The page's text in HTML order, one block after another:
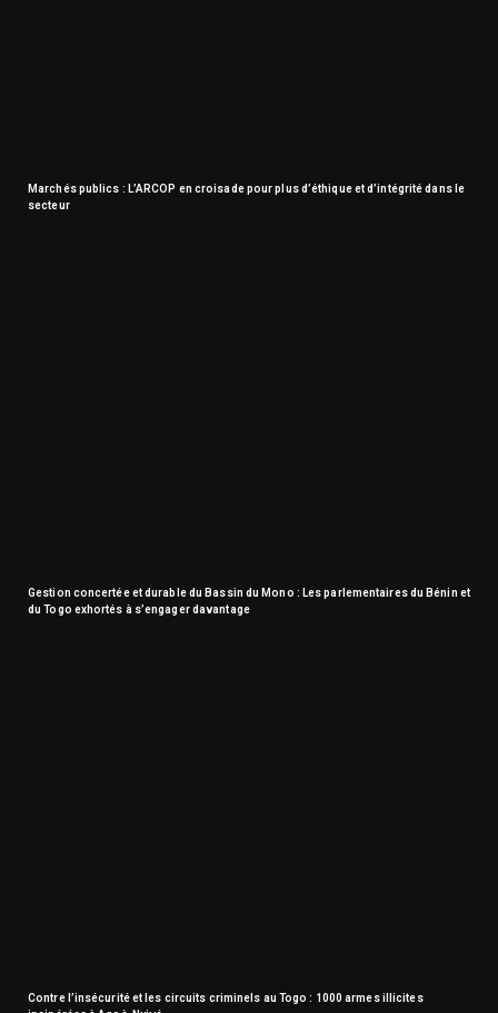
Marchés publics : L’ARCOP en croisade pour plus d’éthique et d’intégrité dans le
secteur
Gestion concertée et durable du Bassin du Mono : Les parlementaires du Bénin et
du Togo exhortés à s’engager davantage
Contre l’insécurité et les circuits criminels au Togo : 1000 armes illicites